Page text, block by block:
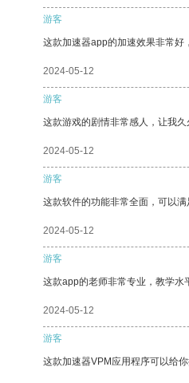
游客
这款加速器app的加速效果非常好
2024-05-12
游客
这款游戏的剧情非常感人，让我久
2024-05-12
游客
这款软件的功能非常全面，可以满
2024-05-12
游客
这款app的老师非常专业，教学水
2024-05-12
游客
这款加速器VPM应用程序可以给